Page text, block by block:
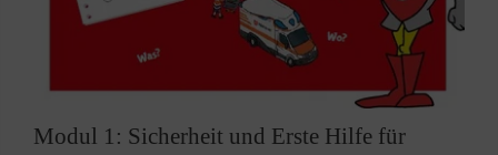
Modul 1: Sicherheit und Erste Hilfe für